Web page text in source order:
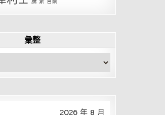
彙整
2026 年 8 月